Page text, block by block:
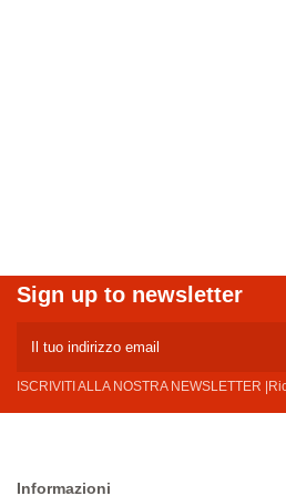
Sign up to newsletter
ISCRIVITI ALLA NOSTRA NEWSLETTER
Informazioni